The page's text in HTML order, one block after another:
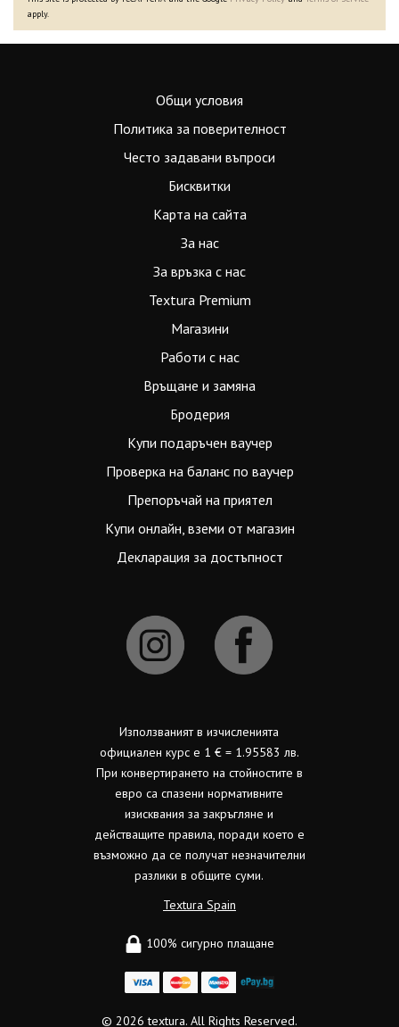
apply.
Общи условия
Политика за поверителност
Често задавани въпроси
Бисквитки
Карта на сайта
За нас
За връзка с нас
Textura Premium
Магазини
Работи с нас
Връщане и замяна
Бродерия
Купи подаръчен ваучер
Проверка на баланс по ваучер
Препоръчай на приятел
Купи онлайн, вземи от магазин
Декларация за достъпност
Използваният в изчисленията
официален курс е 1 € = 1.95583 лв.
При конвертирането на стойностите в
евро са спазени нормативните
изисквания за закръгляне и
действащите правила, поради което е
възможно да се получат незначителни
разлики в общите суми.
Textura Spain
100% сигурно плащане
© 2026textura. All Rights Reserved.